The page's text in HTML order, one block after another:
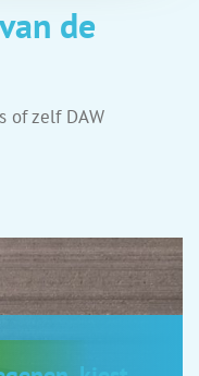
de
of zelf DAW